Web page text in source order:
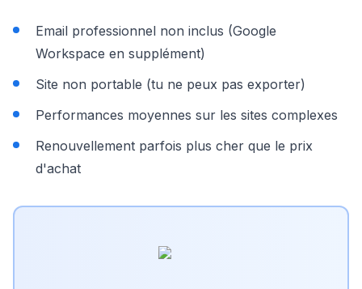
Email professionnel non inclus (Google
Workspace en supplément)
Site non portable (tu ne peux pas exporter)
Performances moyennes sur les sites complexes
Renouvellement parfois plus cher que le prix
d'achat